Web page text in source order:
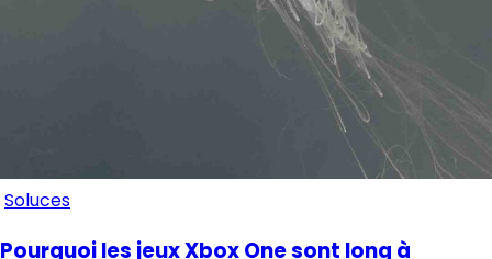
Soluces
Pourquoi les jeux Xbox One sont long à